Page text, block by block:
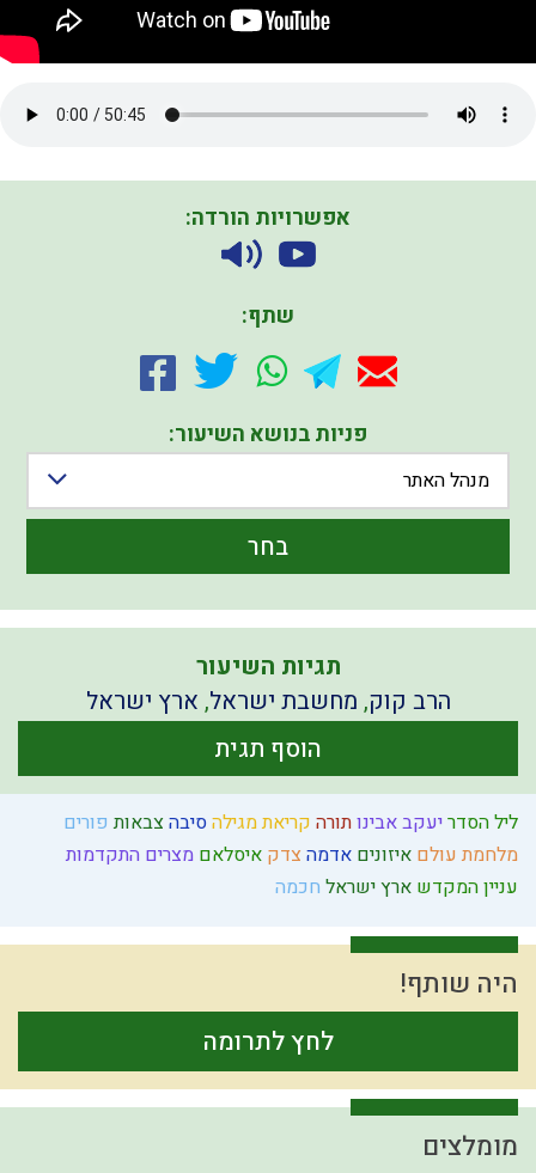
ליל הסדריעקב אבינותורה קריאת מגילהסיבהצבאות פורים
מלחמת עולם איזונים אדמה צדק איסלאם מצרים התקדמות
עניין המקדש ארץ ישראל חכמה
היה שותף!
לחץ לתרומה
אפשרויות הורדה:
שתף:
פניות בנושא השיעור:
מנהל האתר
בחר
תגיות השיעור
הרב קוק, מחשבת ישראל, ארץ ישראל
הוסף תגית
מומלצים